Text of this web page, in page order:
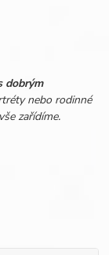
dobrým
nebo rodinné
zařídíme.